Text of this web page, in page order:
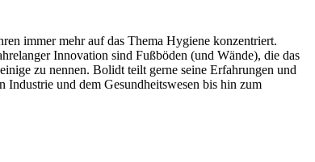
immer mehr auf das Thema Hygiene konzentriert.
Innovation sind Fußböden (und Wände), die das
zu nennen. Bolidt teilt gerne seine Erfahrungen und
Industrie und dem Gesundheitswesen bis hin zum